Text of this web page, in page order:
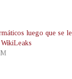
luego que se le